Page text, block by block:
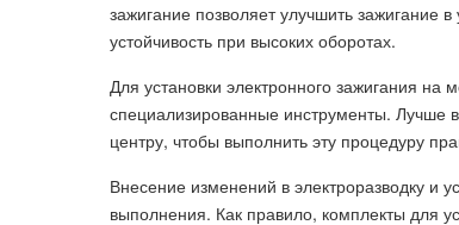
зажигание позволяет улучшить зажигание
устойчивость при высоких оборотах.
Для установки электронного зажигания на
специализированные инструменты. Лучше
центру, чтобы выполнить эту процедуру
Внесение изменений в электроразводку и
выполнения. Как правило, комплекты для